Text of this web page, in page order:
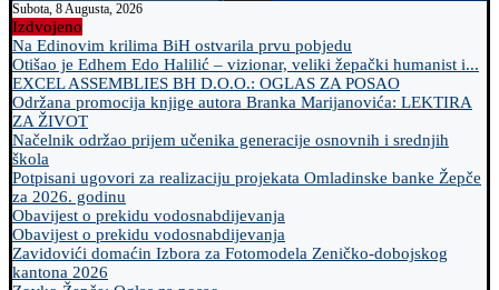
Subota, 8 Augusta, 2026
Izdvojeno
Na Edinovim krilima BiH ostvarila prvu pobjedu
Otišao je Edhem Edo Halilić – vizionar, veliki žepački humanist i...
EXCEL ASSEMBLIES BH D.O.O.: OGLAS ZA POSAO
Održana promocija knjige autora Branka Marijanovića: LEKTIRA
ZA ŽIVOT
Načelnik održao prijem učenika generacije osnovnih i srednjih
škola
Potpisani ugovori za realizaciju projekata Omladinske banke Žepče
za 2026. godinu
Obavijest o prekidu vodosnabdijevanja
Obavijest o prekidu vodosnabdijevanja
Zavidovići domaćin Izbora za Fotomodela Zeničko-dobojskog
kantona 2026